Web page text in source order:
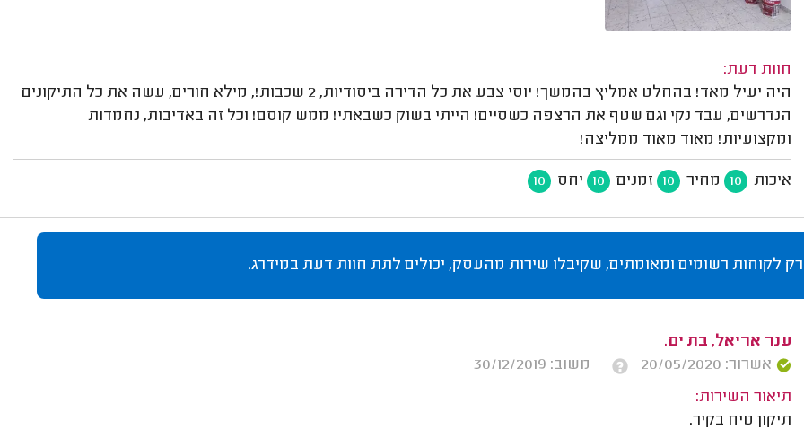
חוות דעת:
היה יעיל מאד! בהחלט אמליץ בהמשך! יוסי צבע את כל הדירה ביסודיות, 2 שכבות!, מילא חורים, עשה את כל התיקונים
הנדרשים, עבד נקי וגם שטף את הרצפה כשסיים! הייתי בשוק כשבאתי! ממש קוסם! וכל זה באדיבות, נחמדות
ומקצועיות! מאוד מאוד ממליצה!
איכות 10 מחיר 10 זמנים 10 יחס 10
רק לקוחות רשומים ומאומתים, שקיבלו שירות מהעסק, יכולים לתת חוות דעת במידרג.
ענר אריאל, בת ים.
אשרור: 20/05/2020
משוב: 30/12/2019
תיאור השירות:
תיקון טיח בקיר.